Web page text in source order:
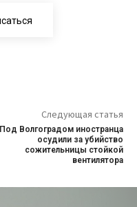
Следующая статья
Под Волгоградом иностранца
осудили за убийство
сожительницы стойкой
вентилятора